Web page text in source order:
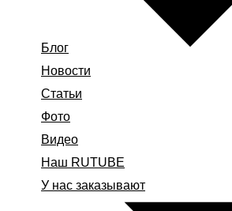
Блог
Новости
Статьи
Фото
Видео
Наш RUTUBE
У нас заказывают